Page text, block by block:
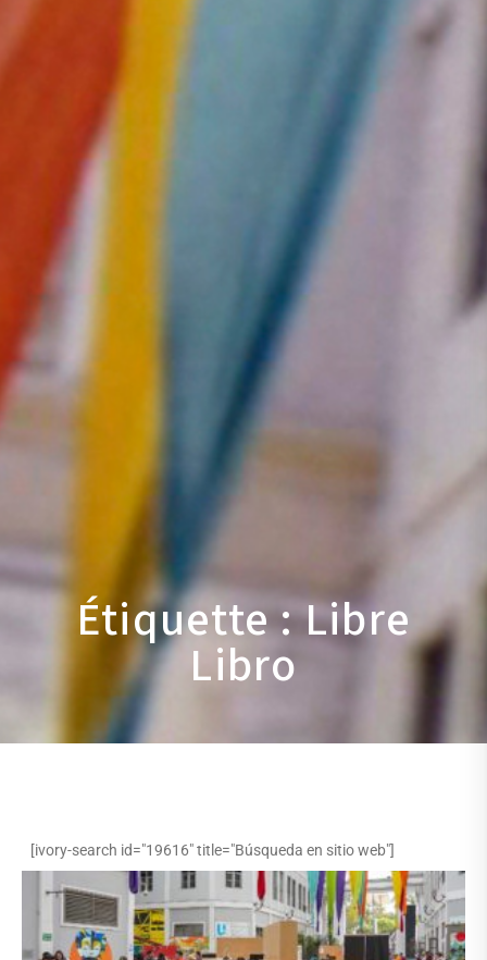
Étiquette : Libre
Libro
[ivory-search id="19616" title="Búsqueda en sitio web"]